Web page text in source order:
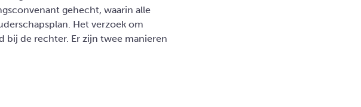
gehecht, waarin alle
Het verzoek om
bij de rechter. Er zijn twee manieren